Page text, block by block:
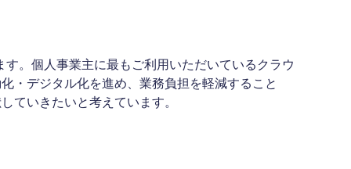
。個人事業主に最もご利用いただいているクラウ
・デジタル化を進め、業務負担を軽減すること
ていきたいと考えています。